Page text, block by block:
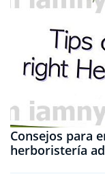
Consejos para
herboristería